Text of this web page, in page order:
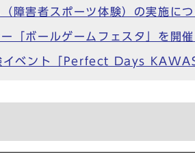
障害者スポーツ体験）の実施につ
「ボールゲームフェスタ」を開催
イベント「Perfect Days